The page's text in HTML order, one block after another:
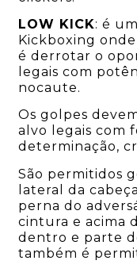
LOW KICK: é
Kickboxing
é derrotar o
legais com
nocaute.
Os golpes
alvo legais com
determinação,
São permitidos
lateral da
perna do
cintura e acima
dentro e parte
também é